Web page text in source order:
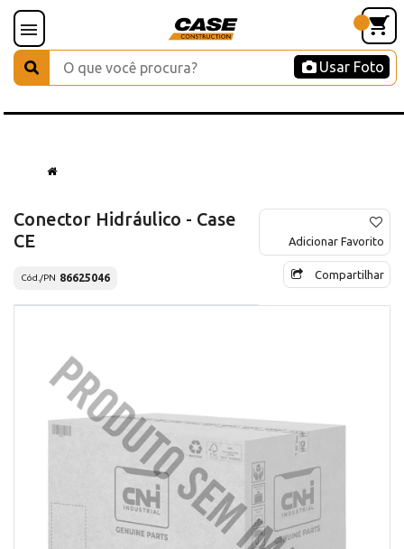
Usar Foto
Conector Hidráulico - Case
CE
Cód./PN 86625046
Adicionar Favorito
Compartilhar